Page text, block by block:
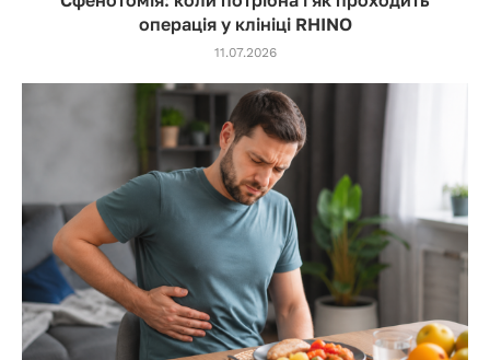
операція у клініці RHINO
11.07.2026